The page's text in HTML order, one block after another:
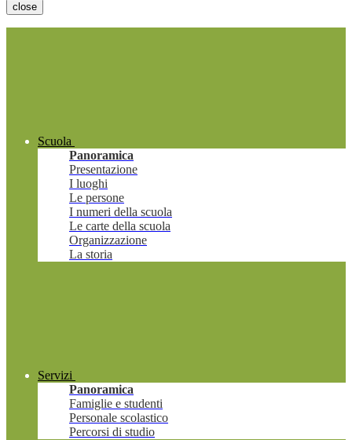
close
Scuola
Panoramica
Presentazione
I luoghi
Le persone
I numeri della scuola
Le carte della scuola
Organizzazione
La storia
Servizi
Panoramica
Famiglie e studenti
Personale scolastico
Percorsi di studio